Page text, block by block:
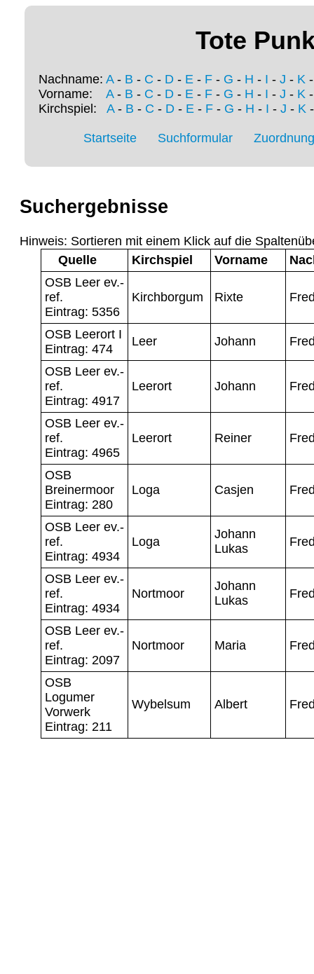
Tote
Nachname: A- B - C - D - E - F - G - H - I - J - K
Vorname: A- B - C - D - E - F - G - H - I - J - K
Kirchspiel: A- B - C - D- E- F- G - H - I - J - K
Startseite Suchformular
Suchergebnisse
Hinweis: Sortieren mit einem Klick auf die
Quelle
Kirchspiel Vorname
OSB Leer ev.-
ref.
Eintrag: 5356
Kirchborgum Rixte
OSB Leerort I
Eintrag: 474
Leer Johann
OSB Leer ev.-
ref.
Eintrag: 4917
Leerort Johann
OSB Leer ev.-
ref.
Eintrag: 4965
Leerort Reiner
OSB
Breinermoor
Eintrag: 280
Loga Casjen
OSB Leer ev.-
ref.
Eintrag: 4934
Loga
Johann
Lukas
OSB Leer ev.-
ref.
Eintrag: 4934
Nortmoor
Johann
Lukas
OSB Leer ev.-
ref.
Eintrag: 2097
Nortmoor Maria
OSB
Logumer
Vorwerk
Eintrag: 211
Wybelsum Albert